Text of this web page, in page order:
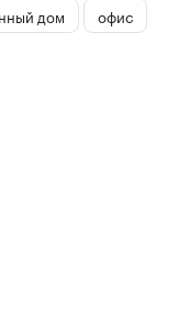
дом
офис